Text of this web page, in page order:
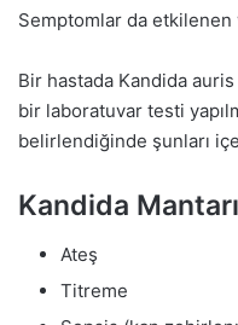
Semptomlar da
Bir hastada Kandida
bir laboratuvar testi
belirlendiğinde şunları
Kandida
Ateş
Titreme